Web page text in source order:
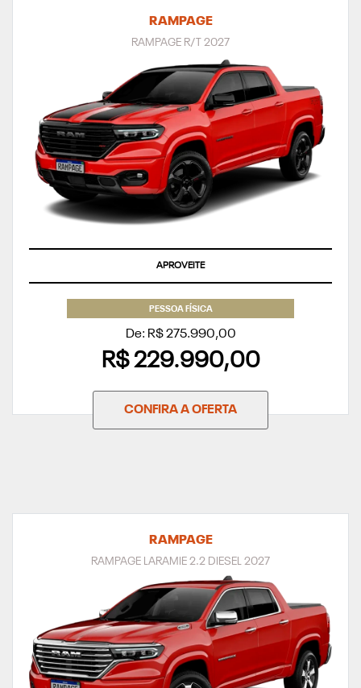
RAMPAGE
RAMPAGE R/T 2027
APROVEITE
PESSOA FÍSICA
De: R$ 275.990,00
R$ 229.990,00
CONFIRA A OFERTA
RAMPAGE
RAMPAGE LARAMIE 2.2 DIESEL 2027